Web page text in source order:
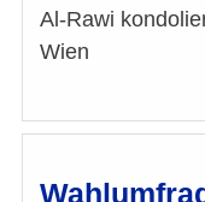
Al-Rawi
Wien